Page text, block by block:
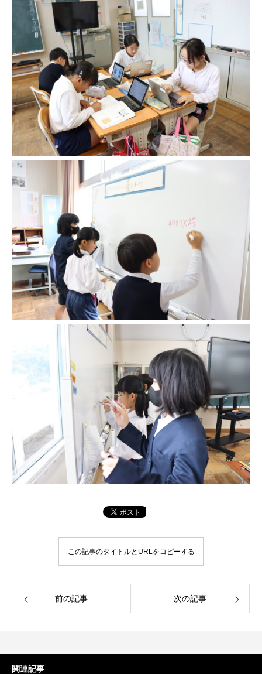
この記事のタイトルとURLをコピーする
前の記事 次の記事
関連記事